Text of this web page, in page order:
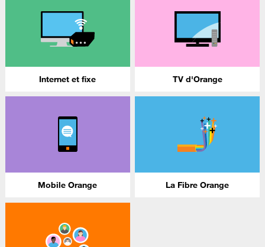
Internet et fixe TV d'Orange
Mobile Orange La Fibre Orange